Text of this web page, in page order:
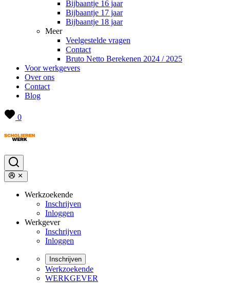
Bijbaantje 16 jaar
Bijbaantje 17 jaar
Bijbaantje 18 jaar
Meer
Veelgestelde vragen
Contact
Bruto Netto Berekenen 2024 / 2025
Voor werkgevers
Over ons
Contact
Blog
0
Werkzoekende
Inschrijven
Inloggen
Werkgever
Inschrijven
Inloggen
Inschrijven
Werkzoekende
WERKGEVER